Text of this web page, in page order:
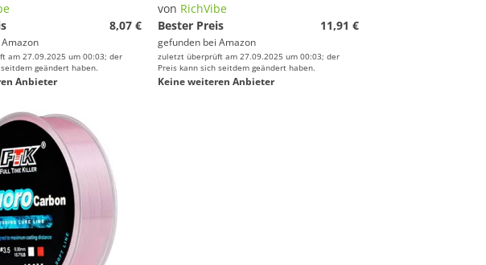
8,07 €
Amazon
am 27.09.2025 um 00:03; der
geändert haben.
Anbieter
von RichVibe
Bester Preis
11,91 €
gefunden bei Amazon
zuletzt überprüft am 27.09.2025 um 00:03; der
Preis kann sich seitdem geändert haben.
Keine weiteren Anbieter